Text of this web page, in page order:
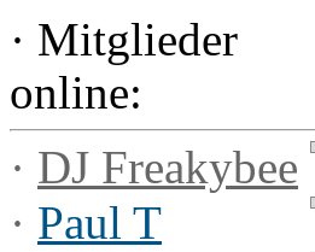
· Mitglieder
online:
· DJ Freakybee
· Paul T